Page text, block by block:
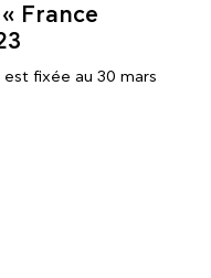
France
fixée au 30 mars